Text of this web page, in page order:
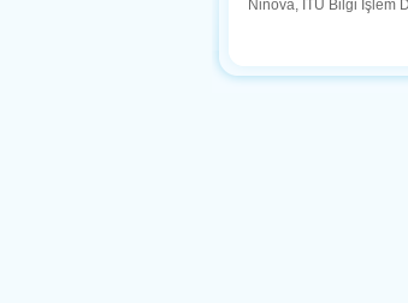
Ninova, İTÜ Bilgi İşlem